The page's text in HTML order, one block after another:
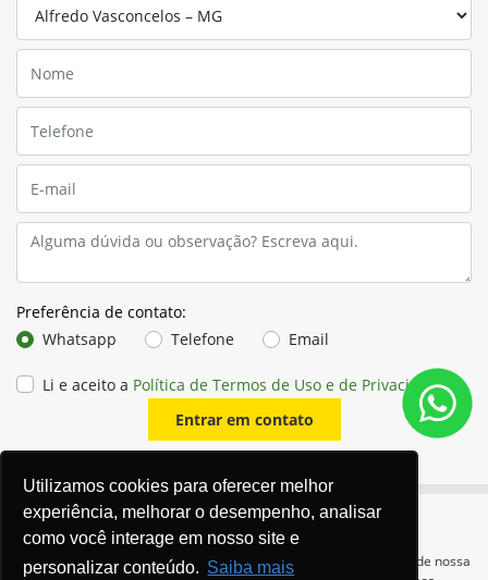
Utilizamos cookies para oferecer melhor
experiência, melhorar o desempenho, analisar
como você interage em nosso site e
personalizar conteúdo. Saiba mais
Preferência de contato:
Whatsapp
Telefone Email
Li e aceito a Política de Termos de Uso e de Privacidade.
Entrar em contato
Para otimizar sua experiência durante a navegação, fazemos uso de nossa